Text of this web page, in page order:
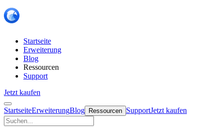
Startseite
Erweiterung
Blog
Ressourcen
Support
Jetzt kaufen
StartseiteErweiterungBlog Ressourcen SupportJetzt kaufen